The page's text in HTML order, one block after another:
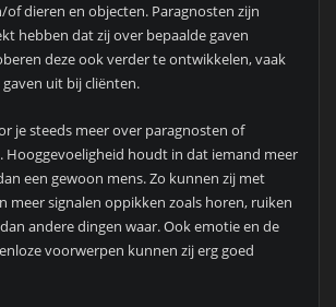
of dieren en objecten. Paragnosten zijn
hebben dat zij over bepaalde gaven
deze ook verder te ontwikkelen, vaak
uit bij cliënten.
je steeds meer over paragnosten of
Hooggevoeligheid houdt in dat iemand meer
een gewoon mens. Zo kunnen zij met
meer signalen oppikken zoals horen, ruiken
andere dingen waar. Ook emotie en de
voorwerpen kunnen zij erg goed